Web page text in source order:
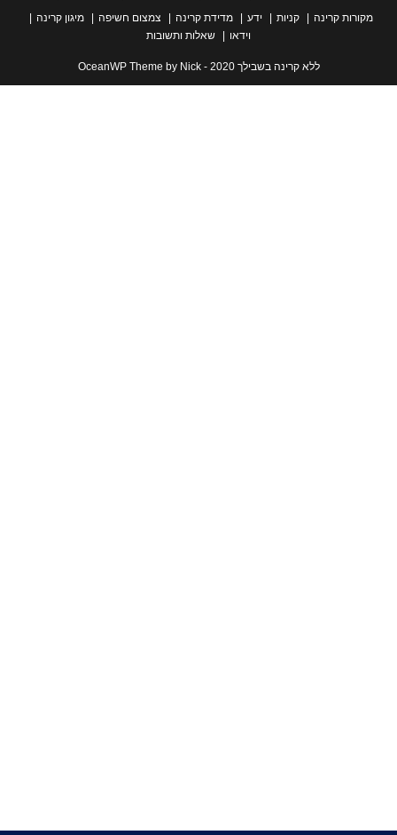
קרינה
קניות ידע מדידת קרינה צמצום חשיפה
מיגון קרינה
שאלות ותשובות
ללא קרינה בשבילך 2020 - OceanWP Theme by Nick